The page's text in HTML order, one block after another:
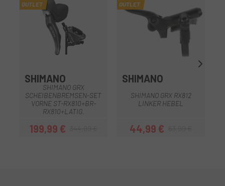
OUTLET
SHIMANO
SHIMANO GRX
SCHEIBENBREMSEN-SET
VORNE ST-RX810+BR-
RX810+LATIG.
Preis
199,99 €Regulärer Preis
OUTLET
SHIMANO
SHIMANO GRX RX812
LINKER HEBEL
Preis
44,99 €Regulärer Preis